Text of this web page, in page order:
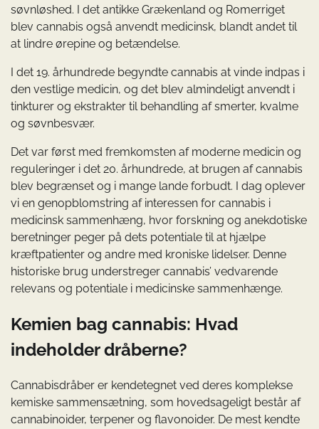
søvnløshed. I det antikke Grækenland og Romerriget
blev cannabis også anvendt medicinsk, blandt andet til
at lindre ørepine og betændelse.
I det 19. århundrede begyndte cannabis at vinde indpas i
den vestlige medicin, og det blev almindeligt anvendt i
tinkturer og ekstrakter til behandling af smerter, kvalme
og søvnbesvær.
Det var først med fremkomsten af moderne medicin og
reguleringer i det 20. århundrede, at brugen af cannabis
blev begrænset og i mange lande forbudt. I dag oplever
vi en genopblomstring af interessen for cannabis i
medicinsk sammenhæng, hvor forskning og anekdotiske
beretninger peger på dets potentiale til at hjælpe
kræftpatienter og andre med kroniske lidelser. Denne
historiske brug understreger cannabis’ vedvarende
relevans og potentiale i medicinske sammenhænge.
Kemien bag cannabis: Hvad
indeholder dråberne?
Cannabisdråber er kendetegnet ved deres komplekse
kemiske sammensætning, som hovedsageligt består af
cannabinoider, terpener og flavonoider. De mest kendte